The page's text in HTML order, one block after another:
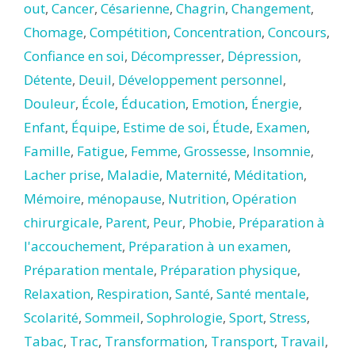
out, Cancer, Césarienne, Chagrin, Changement,
Chomage, Compétition, Concentration, Concours,
Confiance en soi, Décompresser, Dépression,
Détente, Deuil, Développement personnel,
Douleur, École, Éducation, Emotion, Énergie,
Enfant, Équipe, Estime de soi, Étude, Examen,
Famille, Fatigue, Femme, Grossesse, Insomnie,
Lacher prise, Maladie, Maternité, Méditation,
Mémoire, ménopause, Nutrition, Opération
chirurgicale, Parent, Peur, Phobie, Préparation à
l'accouchement, Préparation à un examen,
Préparation mentale, Préparation physique,
Relaxation, Respiration, Santé, Santé mentale,
Scolarité, Sommeil, Sophrologie, Sport, Stress,
Tabac, Trac, Transformation, Transport, Travail,